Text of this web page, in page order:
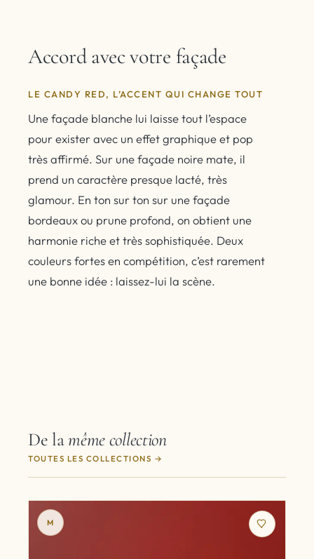
Accord avec votre façade
LE CANDY RED, L’ACCENT QUI CHANGE TOUT
Une façade blanche lui laisse tout l’espace
pour exister avec un effet graphique et pop
très affirmé. Sur une façade noire mate, il
prend un caractère presque lacté, très
glamour. En ton sur ton sur une façade
bordeaux ou prune profond, on obtient une
harmonie riche et très sophistiquée. Deux
couleurs fortes en compétition, c’est rarement
une bonne idée : laissez-lui la scène.
De lamême collection
TOUTES LES COLLECTIONS
M